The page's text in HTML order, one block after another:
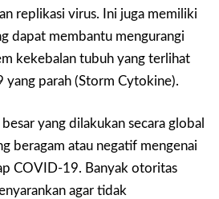
replikasi virus. Ini juga memiliki
dapat membantu mengurangi
kekebalan tubuh yang terlihat
yang parah (Storm Cytokine).
yang dilakukan secara global
beragam atau negatif mengenai
COVID-19. Banyak otoritas
agar tidak